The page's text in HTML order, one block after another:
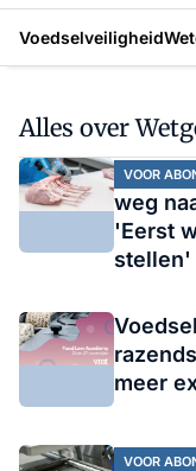
Voedselveiligheid
Alles over
VOOR
weg
'Eerst
stellen'
meer
VOOR